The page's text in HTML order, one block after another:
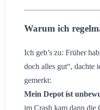
Warum ich
Ich geb’s zu: Früher
doch alles gut“, dachte
gemerkt:
Mein Depot ist
im Crash kam dann die